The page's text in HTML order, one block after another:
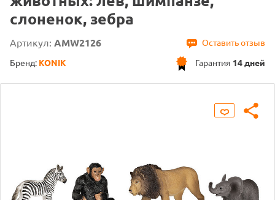
слоненок, зебра
Артикул: AMW2126
Оставить отзыв
Гарантия 14 дней
Бренд: KONIK